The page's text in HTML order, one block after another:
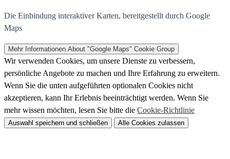
Die Einbindung interaktiver Karten, bereitgestellt durch Google
Maps
Mehr Informationen About "Google Maps" Cookie Group
Wir verwenden Cookies, um unsere Dienste zu verbessern,
persönliche Angebote zu machen und Ihre Erfahrung zu erweitern.
Wenn Sie die unten aufgeführten optionalen Cookies nicht
akzeptieren, kann Ihr Erlebnis beeinträchtigt werden. Wenn Sie
mehr wissen möchten, lesen Sie bitte die Cookie-Richtlinie
Auswahl speichern und schließen Alle Cookies zulassen